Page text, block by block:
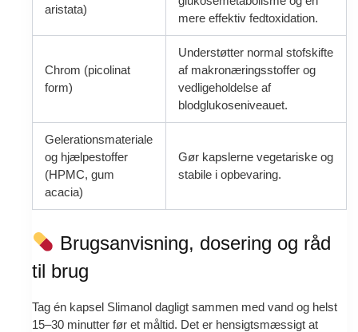
aristata)
mere effektiv fedtoxidation.
Chrom (picolinat
form)
Understøtter normal stofskifte
af makronæringsstoffer og
vedligeholdelse af
blodglukoseniveauet.
Gelerationsmateriale
og hjælpestoffer
(HPMC, gum
acacia)
Gør kapslerne vegetariske og
stabile i opbevaring.
Brugsanvisning, dosering og råd
til brug
Tag én kapsel Slimanol dagligt sammen med vand og helst
15–30 minutter før et måltid. Det er hensigtsmæssigt at